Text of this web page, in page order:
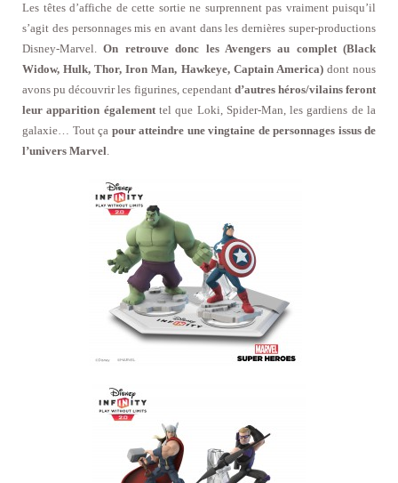
Les têtes d’affiche de cette sortie ne surprennent pas vraiment puisqu’il
s’agit des personnages mis en avant dans les dernières super-productions
Disney-Marvel.On retrouve donc les Avengers au complet (Black
Widow, Hulk, Thor, Iron Man, Hawkeye, Captain America)dont nous
avons pu découvrir les figurines, cependant d’autres héros/vilains feront
leur apparition égalementtel que Loki, Spider-Man, les gardiens de la
galaxie… Tout ça pour atteindre une vingtaine de personnages issus de
l’univers Marvel.